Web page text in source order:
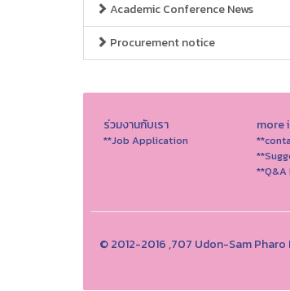
Academic Conference News
Procurement notice
ร่วมงานกับเรา
**Job Application
more
© 2012-2016 ,707 Udon-Sam